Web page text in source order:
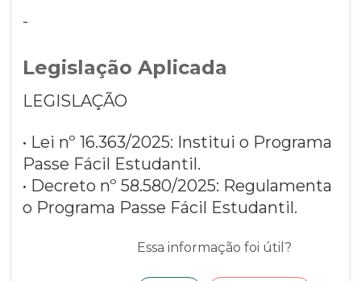
-
Legislação Aplicada
LEGISLAÇÃO
• Lei nº 16.363/2025: Institui o Programa
Passe Fácil Estudantil.
• Decreto nº 58.580/2025: Regulamenta
o Programa Passe Fácil Estudantil.
Essa informação foi útil?